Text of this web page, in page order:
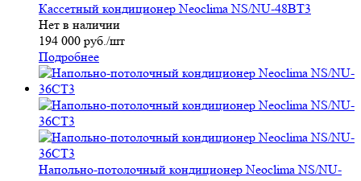
Кассетный кондиционер Neoclima NS/NU-48BT3
Нет в наличии
194 000 руб./шт
Подробнее
Напольно-потолочный кондиционер Neoclima NS/NU-